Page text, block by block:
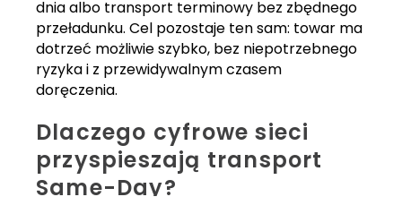
dnia albo transport terminowy bez zbędnego
przeładunku. Cel pozostaje ten sam: towar ma
dotrzeć możliwie szybko, bez niepotrzebnego
ryzyka i z przewidywalnym czasem
doręczenia.
Dlaczego cyfrowe sieci
przyspieszają transport
Same-Day?